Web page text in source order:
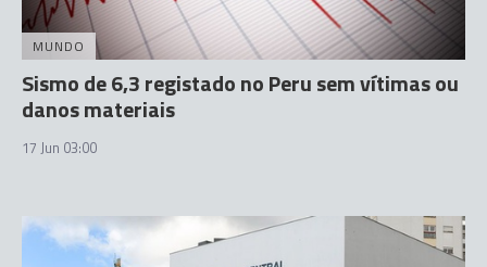
MUNDO
Sismo de 6,3 registado no Peru sem vítimas ou
danos materiais
17 Jun 03:00